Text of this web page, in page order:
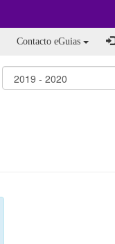
Contacto eGuias